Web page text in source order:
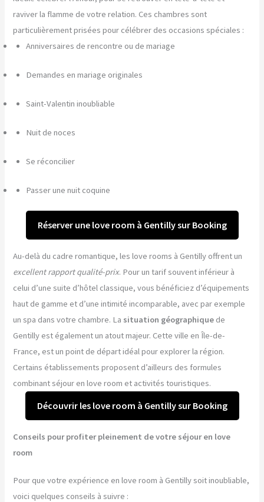
raviver la flamme de votre relation. Ces chambres sont
particulièrement prisées pour célébrer des occasions spéciales :
Anniversaires de rencontre ou de mariage
Demandes en mariage originales
Saint-Valentin inoubliable
Nuit de noces
Se réconcilier
Passer une nuit coquine
Réserver une love room à Gentilly sur Booking
Au-delà du cadre romantique, les love rooms à Gentilly offrent un
excellent rapport qualité-prix. Pour un tarif souvent inférieur à
celui d’une suite d’hôtel classique, vous bénéficiez d’équipements
haut de gamme et d’une intimité incomparable, avec par exemple
un spa dans votre chambre. La situation géographique de
Gentilly est également un atout majeur. Cette ville en Île-de-
France, est un point de départ idéal pour explorer la région.
Certains établissements proposent d’ailleurs des formules
combinant séjour en love room et activités touristiques.
Découvrir les love room à Gentilly sur Booking
Conseils pour profiter pleinement de votre séjour en love
room
Pour que votre expérience en love room à Gentilly soit inoubliable,
voici quelques conseils à suivre :